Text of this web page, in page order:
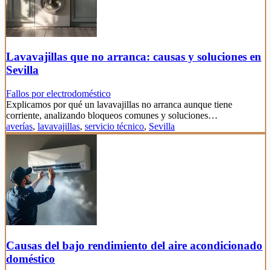
Lavavajillas que no arranca: causas y soluciones en
Sevilla
Fallos por electrodoméstico
Explicamos por qué un lavavajillas no arranca aunque tiene
corriente, analizando bloqueos comunes y soluciones…
averías, lavavajillas, servicio técnico, Sevilla
Causas del bajo rendimiento del aire acondicionado
doméstico